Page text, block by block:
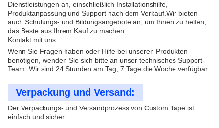
Dienstleistungen an, einschließlich Installationshilfe,
Produktanpassung und Support nach dem Verkauf.Wir bieten
auch Schulungs- und Bildungsangebote an, um Ihnen zu helfen,
das Beste aus Ihrem Kauf zu machen..
Kontakt mit uns
Wenn Sie Fragen haben oder Hilfe bei unseren Produkten
benötigen, wenden Sie sich bitte an unser technisches Support-
Team. Wir sind 24 Stunden am Tag, 7 Tage die Woche verfügbar.
Verpackung und Versand:
Der Verpackungs- und Versandprozess von Custom Tape ist
einfach und sicher.